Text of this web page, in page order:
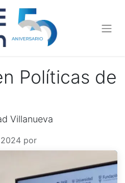
Políticas de
Villanueva
por